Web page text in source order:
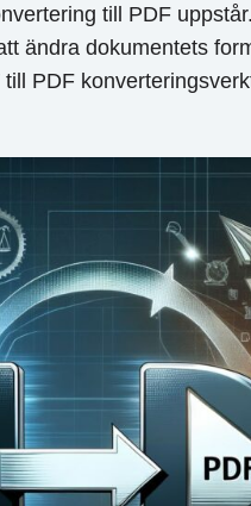
till PDF
ändra dokumentets
PDF